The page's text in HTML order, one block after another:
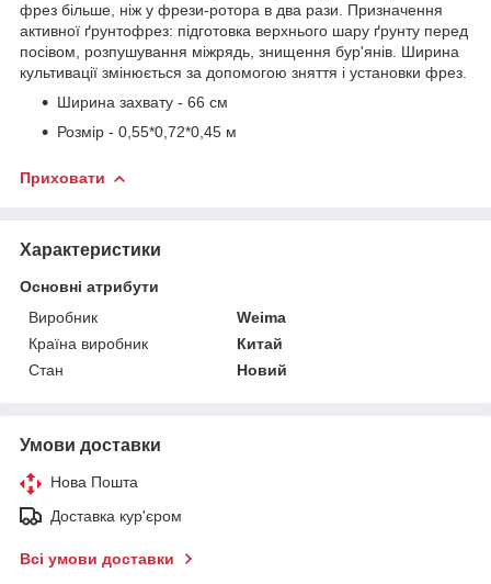
фрез більше, ніж у фрези-ротора в два рази. Призначення
активної ґрунтофрез: підготовка верхнього шару ґрунту перед
посівом, розпушування міжрядь, знищення бур'янів. Ширина
культивації змінюється за допомогою зняття і установки фрез.
Ширина захвату - 66 см
Розмір - 0,55*0,72*0,45 м
Приховати
Характеристики
Основні атрибути
Виробник
Weima
Країна виробник
Китай
Стан
Новий
Умови доставки
Нова Пошта
Доставка кур'єром
Всі умови доставки